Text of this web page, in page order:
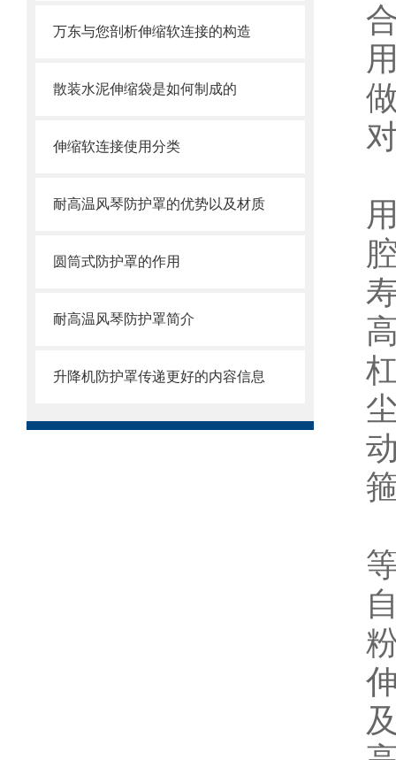
万东与您剖析伸缩软连接的构造
散装水泥伸缩袋是如何制成的
伸缩软连接使用分类
耐高温风琴防护罩的优势以及材质
圆筒式防护罩的作用
耐高温风琴防护罩简介
升降机防护罩传递更好的内容信息